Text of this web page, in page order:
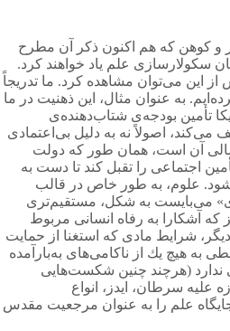
و كوهن كه هم اكنون ذكر آن مطرح
سكولارسازی علم یاد خواهند كرد.
از این می‌توان مشاهده كرد. ما تدریجاً
به عنوان مثال، این ذهنیت در ما
تأمین بودجه‌ی شتاب‌دهنده‌ی
را در سال 1993 متوقف می‌کند، اصولاً نه به دلیل بی‌اعتمادی
مالی آن است، همان طور كه دولت
اجتماعی را تقبل كند تا دست به
علوم، به طور خاص در قالب
می‌بایست به شكل، مستقیم‌تری
كه آشكارا به رفاه انسانی مربوط
شرایط مادی كه استغنا از حمایت
به هیچ یك از ناکامی‌های به‌بارآمده
ندارد (هرچند چنین شکست‌هایی
علیه سرطان، ایدز، انواع
علم را به عنوان مرجعیت مقدس